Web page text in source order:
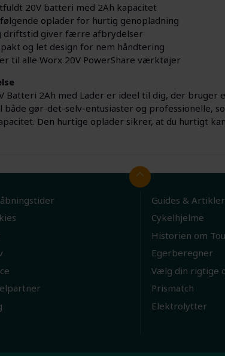
20V batteri med 2Ah kapacitet
oplader for hurtig genopladning
driftstid giver færre afbrydelser
og let design for nem håndtering
til alle Worx 20V PowerShare værktøjer
Batteri 2Ah med Lader er ideel til dig, der
både gør-det-selv-entusiaster og professionelle,
Den hurtige oplader sikrer, at du hurtigt
Guides & Artikler
Cykelhjelme
Historien om
Egerberegner
Vælg din rigtige
Prismatch
Elektrolytter